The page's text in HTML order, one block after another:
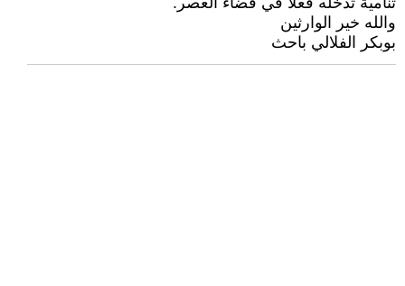
والله خير الوارثين
بوبكر الفلالي باحث